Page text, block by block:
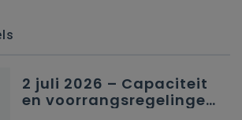
2 juli 2026 – Capaciteit
en voorrangsregelingen